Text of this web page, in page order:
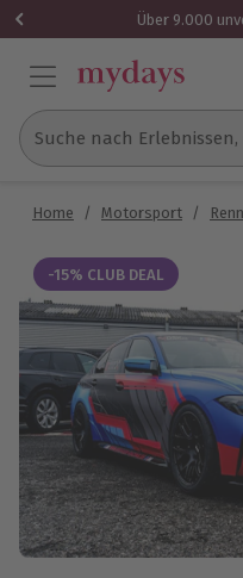
Über 9.000
Suche nach Erlebnissen,
Home / Motorsport /
-15% CLUB DEAL